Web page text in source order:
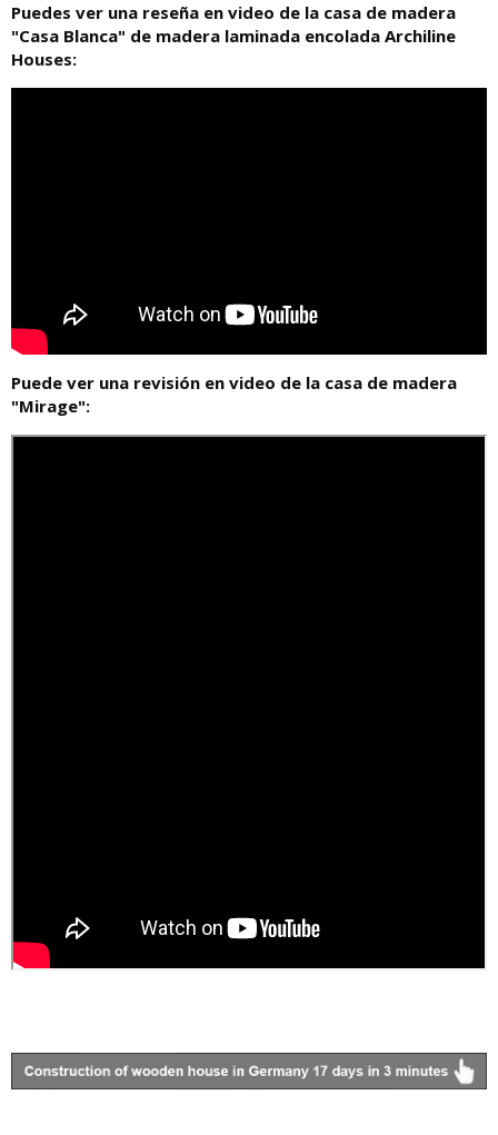
Puedes ver una reseña en video de la casa de madera
"Casa Blanca" de madera laminada encolada Archiline
Houses:
Puede ver una revisión en video de la casa de madera
"Mirage":